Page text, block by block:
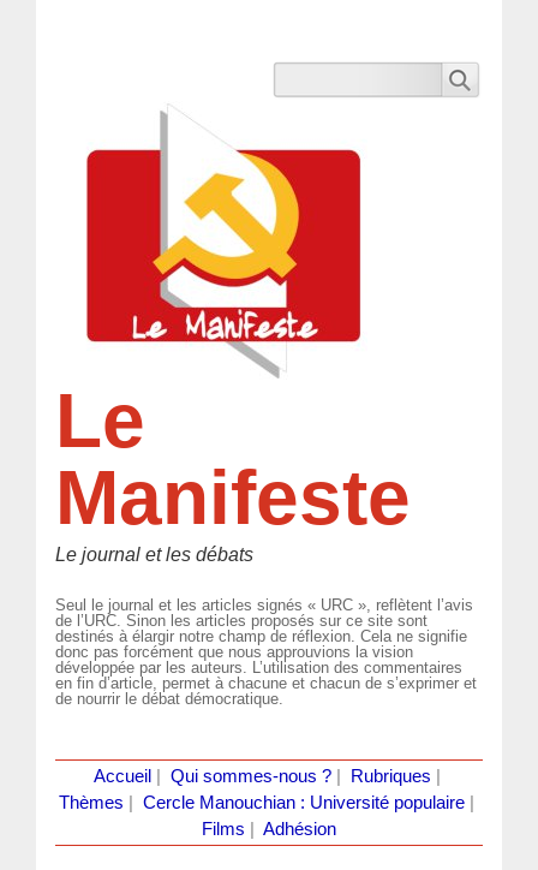
Le
Manifeste
Le journal et les débats
Seul le journal et les articles signés « URC », reflètent l’avis
de l’URC. Sinon les articles proposés sur ce site sont
destinés à élargir notre champ de réflexion. Cela ne signifie
donc pas forcément que nous approuvions la vision
développée par les auteurs. L’utilisation des commentaires
en fin d’article, permet à chacune et chacun de s’exprimer et
de nourrir le débat démocratique.
Accueil Qui sommes-nous ?| Rubriques
Thèmes
Cercle Manouchian : Université populaire
Films
Adhésion